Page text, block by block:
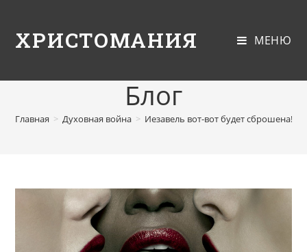
ХРИСТОМАНИЯ МЕНЮ
Блог
Главная > Духовная война > Иезавель вот-вот будет сброшена!